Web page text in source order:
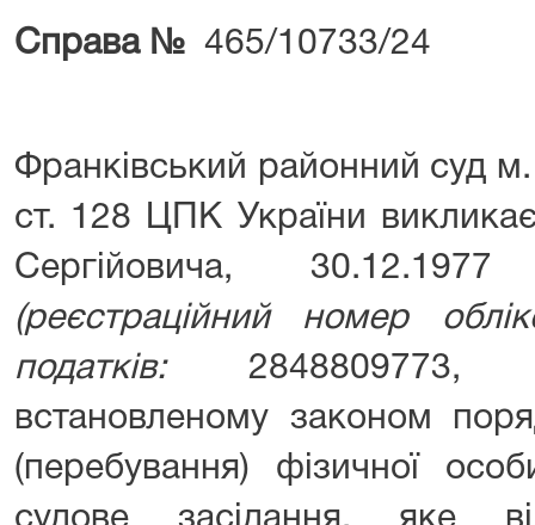
Справа № 465/10733/24
Франківський районний суд
ст. 128 ЦПК України
Сергійовича,
(реєстраційний номер
податків: 2848809773,
встановленому законом
(перебування) фізичної